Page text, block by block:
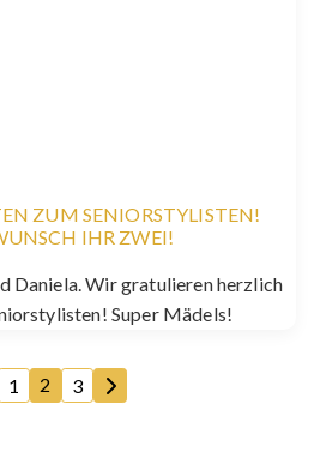
ZUM SENIORSTYLISTEN!
IHR ZWEI!
Daniela. Wir gratulieren herzlich
Super Mädels!
1 2 3